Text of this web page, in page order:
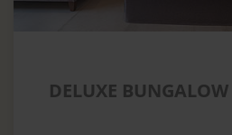
DELUXE